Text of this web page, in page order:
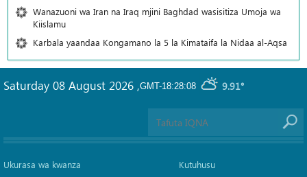
Wanazuoni wa Iran na Iraq mjini Baghdad wasisitiza Umoja wa
Kiislamu
Karbala yaandaa Kongamano la 5 la Kimataifa la Nidaa al-Aqsa
GMT-18:28:08 9.91°
Saturday 08 August 2026 ,
Ukurasa wa kwanza
Kutuhusu